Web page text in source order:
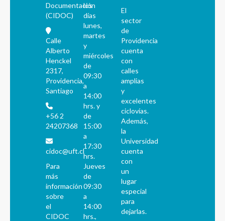
Documentación
(CIDOC)
Calle
Alberto
Henckel
2317,
Providencia,
Santiago
+56 2
24207368
cidoc@uft.cl
Para
más
información
sobre
el
CIDOC
los
días
lunes,
martes
y
miércoles
de
09:30
a
14:00
hrs. y
de
15:00
a
17:30
hrs.
Jueves
de
09:30
a
14:00
hrs.,
El
sector
de
Providencia
cuenta
con
calles
amplias
y
excelentes
ciclovías.
Además,
la
Universidad
cuenta
con
un
lugar
especial
para
dejarlas.